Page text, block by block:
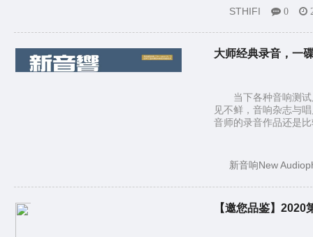
STHIFI 0
大师经典录音，一
当下各种音响测
见不鲜，音响杂志与
音师的录音作品还是
新音响New
【邀您品鉴】